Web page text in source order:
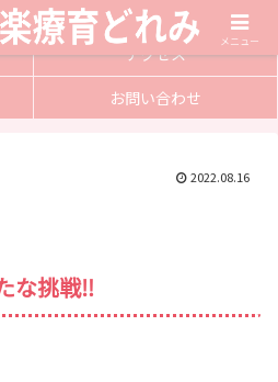
入会方法
アクセス
お問い合わせ
2022.08.16
な挑戦‼️
メニュー